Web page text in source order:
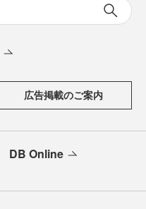
広告掲載のご案内
DB Online